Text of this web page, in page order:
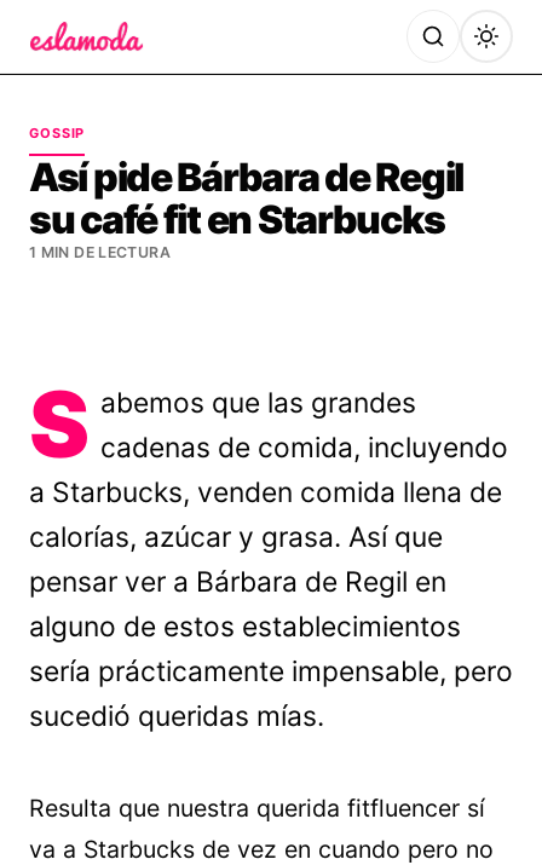
GOSSIP
Así pide Bárbara de Regil
su café fit en Starbucks
1 MIN DE LECTURA
S abemos que las grandes
cadenas de comida, incluyendo
a Starbucks, venden comida llena de
calorías, azúcar y grasa. Así que
pensar ver a Bárbara de Regil en
alguno de estos establecimientos
sería prácticamente impensable, pero
sucedió queridas mías.
Resulta que nuestra querida fitfluencer sí
va a Starbucks de vez en cuando pero no